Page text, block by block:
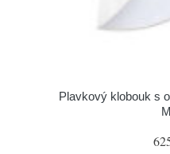
Plavkový klobouk s